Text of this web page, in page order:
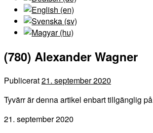
(780) Alexander Wagner
Publicerat21. september 2020
Tyvärr är denna artikel enbart tillgänglig på
21. september 2020